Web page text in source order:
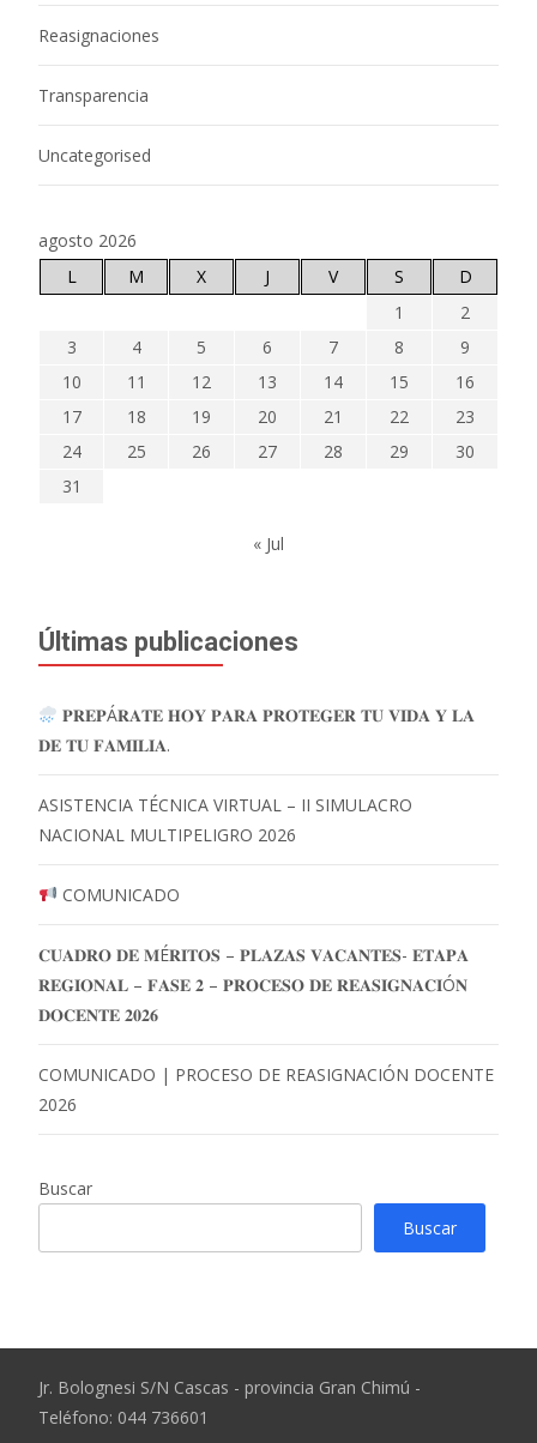
Reasignaciones
Transparencia
Uncategorised
agosto 2026
L
M X J V S
D
1
2
3
4 5 6 7 8
9
10
11 12 13 14 15
16
17
18 19 20 21 22
23
24
25 26 27 28 29
30
31
« Jul
Últimas publicaciones
𝐏𝐑𝐄𝐏Á𝐑𝐀𝐓𝐄 𝐇𝐎𝐘 𝐏𝐀𝐑𝐀 𝐏𝐑𝐎𝐓𝐄𝐆𝐄𝐑 𝐓𝐔 𝐕𝐈𝐃𝐀 𝐘 𝐋𝐀
𝐃𝐄 𝐓𝐔 𝐅𝐀𝐌𝐈𝐋𝐈𝐀.
ASISTENCIA TÉCNICA VIRTUAL – II SIMULACRO
NACIONAL MULTIPELIGRO 2026
COMUNICADO
𝐂𝐔𝐀𝐃𝐑𝐎 𝐃𝐄 𝐌É𝐑𝐈𝐓𝐎𝐒 – 𝐏𝐋𝐀𝐙𝐀𝐒 𝐕𝐀𝐂𝐀𝐍𝐓𝐄𝐒- 𝐄𝐓𝐀𝐏𝐀
𝐑𝐄𝐆𝐈𝐎𝐍𝐀𝐋 – 𝐅𝐀𝐒𝐄 𝟐 – 𝐏𝐑𝐎𝐂𝐄𝐒𝐎 𝐃𝐄 𝐑𝐄𝐀𝐒𝐈𝐆𝐍𝐀𝐂𝐈Ó𝐍
𝐃𝐎𝐂𝐄𝐍𝐓𝐄 𝟐𝟎𝟐𝟔
COMUNICADO | PROCESO DE REASIGNACIÓN DOCENTE
2026
Buscar
Buscar
Jr. Bolognesi S/N Cascas - provincia Gran Chimú -
Teléfono: 044 736601